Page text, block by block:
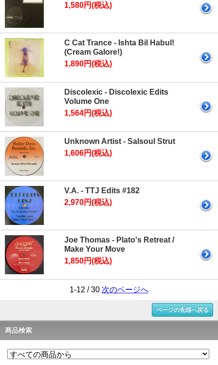
1,580円(税込)
C Cat Trance - Ishta Bil Habul!
(Cream Galore!)
1,890円(税込)
Discolexic - Discolexic Edits
Volume One
1,564円(税込)
Unknown Artist - Salsoul Strut
1,606円(税込)
V.A. - TTJ Edits #182
2,970円(税込)
Joe Thomas - Plato's Retreat /
Make Your Move
1,850円(税込)
1-12 / 30 次のページへ
ページの先頭へ戻る
商品検索